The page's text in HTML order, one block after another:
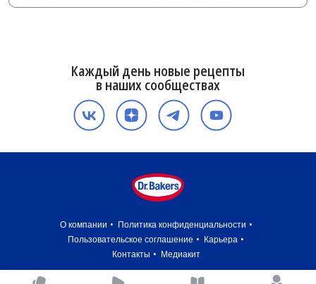
Каждый день новые рецепты
в наших сообществах
О компании
Политика конфиденциальности
Пользовательское соглашение
Карьера
Контакты
Медиакит